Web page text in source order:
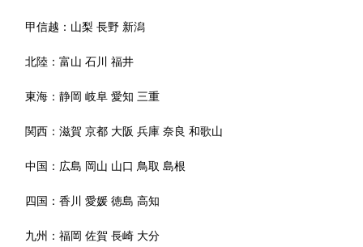
甲信越： 山梨 長野 新潟
北陸：富山 石川 福井
東海：静岡 岐阜 愛知 三重
関西：滋賀 京都 大阪 兵庫 奈良 和歌山
中国： 広島 岡山 山口 鳥取 島根
四国：香川 愛媛 徳島 高知
九州：福岡 佐賀 長崎 大分